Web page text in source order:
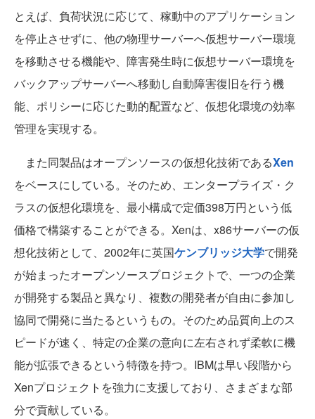
とえば、負荷状況に応じて、稼動中のアプリケーション
を停止させずに、他の物理サーバーへ仮想サーバー環境
を移動させる機能や、障害発生時に仮想サーバー環境を
バックアップサーバーへ移動し自動障害復旧を行う機
能、ポリシーに応じた動的配置など、仮想化環境の効率
管理を実現する。
また同製品はオープンソースの仮想化技術であるXen
をベースにしている。そのため、エンタープライズ・ク
ラスの仮想化環境を、最小構成で定価398万円という低
価格で構築することができる。Xenは、x86サーバーの仮
想化技術として、2002年に英国ケンブリッジ大学で開発
が始まったオープンソースプロジェクトで、一つの企業
が開発する製品と異なり、複数の開発者が自由に参加し
協同で開発に当たるというもの。そのため品質向上のス
ピードが速く、特定の企業の意向に左右されず柔軟に機
能が拡張できるという特徴を持つ。IBMは早い段階から
Xenプロジェクトを強力に支援しており、さまざまな部
分で貢献している。